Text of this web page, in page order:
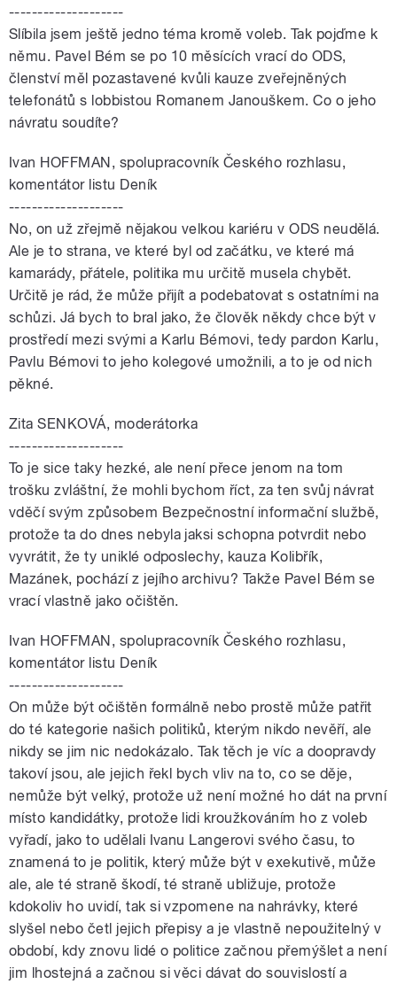
--------------------
Slíbila jsem ještě jedno téma kromě voleb. Tak pojďme k
němu. Pavel Bém se po 10 měsících vrací do ODS,
členství měl pozastavené kvůli kauze zveřejněných
telefonátů s lobbistou Romanem Janouškem. Co o jeho
návratu soudíte?
Ivan HOFFMAN, spolupracovník Českého rozhlasu,
komentátor listu Deník
--------------------
No, on už zřejmě nějakou velkou kariéru v ODS neudělá.
Ale je to strana, ve které byl od začátku, ve které má
kamarády, přátele, politika mu určitě musela chybět.
Určitě je rád, že může přijít a podebatovat s ostatními na
schůzi. Já bych to bral jako, že člověk někdy chce být v
prostředí mezi svými a Karlu Bémovi, tedy pardon Karlu,
Pavlu Bémovi to jeho kolegové umožnili, a to je od nich
pěkné.
Zita SENKOVÁ, moderátorka
--------------------
To je sice taky hezké, ale není přece jenom na tom
trošku zvláštní, že mohli bychom říct, za ten svůj návrat
vděčí svým způsobem Bezpečnostní informační službě,
protože ta do dnes nebyla jaksi schopna potvrdit nebo
vyvrátit, že ty uniklé odposlechy, kauza Kolibřík,
Mazánek, pochází z jejího archivu? Takže Pavel Bém se
vrací vlastně jako očištěn.
Ivan HOFFMAN, spolupracovník Českého rozhlasu,
komentátor listu Deník
--------------------
On může být očištěn formálně nebo prostě může patřit
do té kategorie našich politiků, kterým nikdo nevěří, ale
nikdy se jim nic nedokázalo. Tak těch je víc a doopravdy
takoví jsou, ale jejich řekl bych vliv na to, co se děje,
nemůže být velký, protože už není možné ho dát na první
místo kandidátky, protože lidi kroužkováním ho z voleb
vyřadí, jako to udělali Ivanu Langerovi svého času, to
znamená to je politik, který může být v exekutivě, může
ale, ale té straně škodí, té straně ubližuje, protože
kdokoliv ho uvidí, tak si vzpomene na nahrávky, které
slyšel nebo četl jejich přepisy a je vlastně nepoužitelný v
období, kdy znovu lidé o politice začnou přemýšlet a není
jim lhostejná a začnou si věci dávat do souvislostí a